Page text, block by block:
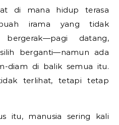
di mana hidup terasa
irama yang tidak
bergerak—pagi datang,
berganti—namun ada
diam di balik semua itu.
terlihat, tetapi tetap
itu, manusia sering kali